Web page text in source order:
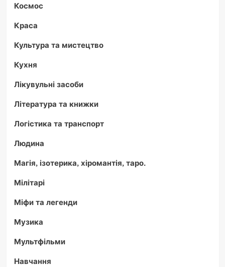
Космос
Краса
Культура та мистецтво
Кухня
Лікувульні засоби
Література та книжки
Логістика та транспорт
Людина
Магія, ізотерика, хіромантія, таро.
Мілітарі
Міфи та легенди
Музика
Мультфільми
Навчання